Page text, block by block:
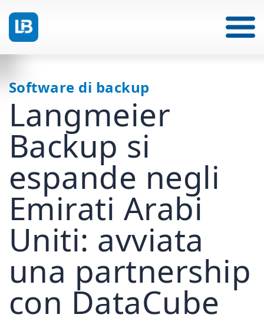
Software di backup
Langmeier
Backup si
espande negli
Emirati Arabi
Uniti: avviata
una partnership
con DataCube